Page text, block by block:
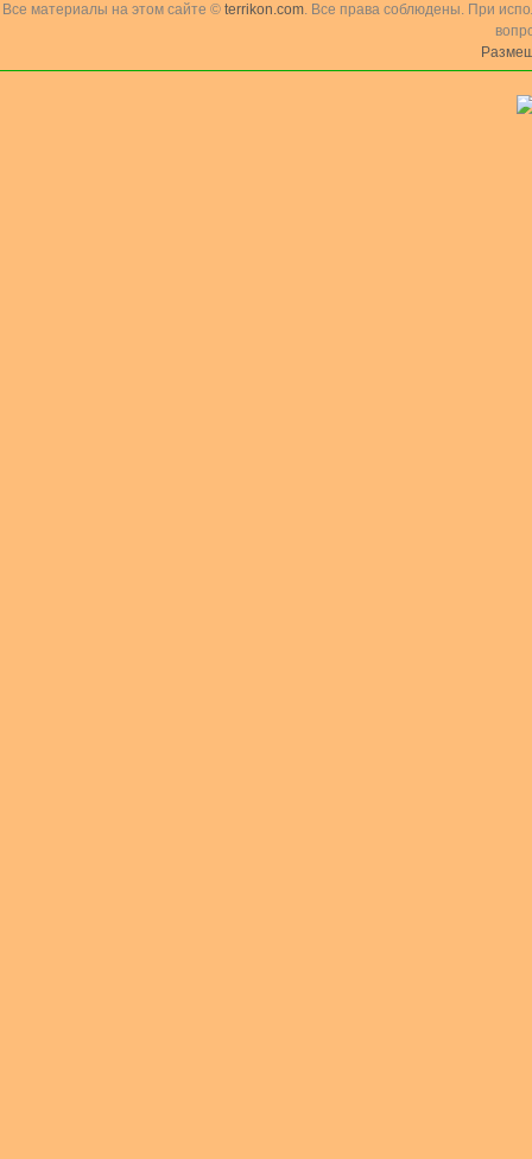
Все материалы на этом сайте © terrikon.com. Все права соблюдены. При